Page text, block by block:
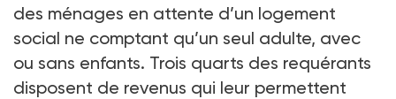
des ménages en attente d’un logement
social ne comptant qu’un seul adulte, avec
ou sans enfants. Trois quarts des requérants
disposent de revenus qui leur permettent